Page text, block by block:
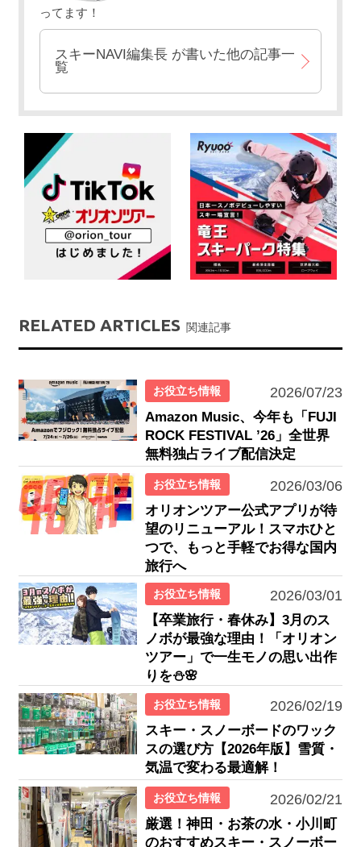
ってます！
スキーNAVI編集長 が書いた他の記事一
覧
RELATED ARTICLES 関連記事
お役立ち情報 2026/07/23
Amazon Music、今年も「FUJI
ROCK FESTIVAL ’26」全世界
無料独占ライブ配信決定
お役立ち情報 2026/03/06
オリオンツアー公式アプリが待
望のリニューアル！スマホひと
つで、もっと手軽でお得な国内
旅行へ
お役立ち情報 2026/03/01
【卒業旅行・春休み】3月のス
ノボが最強な理由！「オリオン
ツアー」で一生モノの思い出作
りを⛄🌸
お役立ち情報 2026/02/19
スキー・スノーボードのワック
スの選び方【2026年版】雪質・
気温で変わる最適解！
お役立ち情報 2026/02/21
厳選！神田・お茶の水・小川町
のおすすめスキー・スノーボー